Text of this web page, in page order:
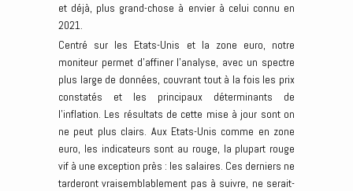
et déjà, plus grand-chose à envier à celui connu en
2021.
Centré sur les Etats-Unis et la zone euro, notre
moniteur permet d’affiner l’analyse, avec un spectre
plus large de données, couvrant tout à la fois les prix
constatés et les principaux déterminants de
l’inflation. Les résultats de cette mise à jour sont on
ne peut plus clairs. Aux Etats-Unis comme en zone
euro, les indicateurs sont au rouge, la plupart rouge
vif à une exception près : les salaires. Ces derniers ne
tarderont vraisemblablement pas à suivre, ne serait-